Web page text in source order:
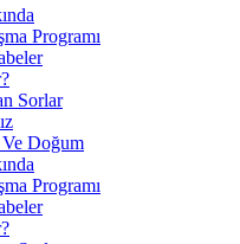
Programı
Sorlar
Ve Doğum
Programı